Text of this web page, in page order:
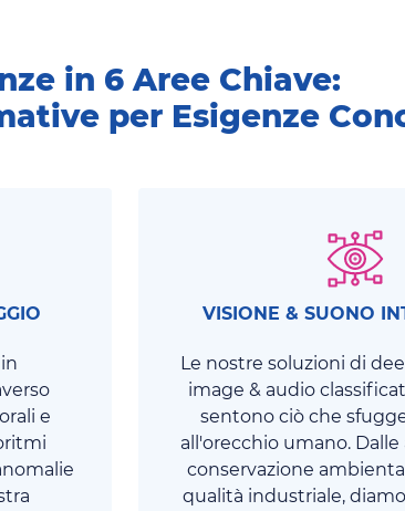
in 6 Aree Chiave:
per Esigenze
e
VISIONE & SUONO
Le nostre soluzioni di
image & audio
sentono ciò che
all'orecchio umano.
conservazione
qualità industriale,